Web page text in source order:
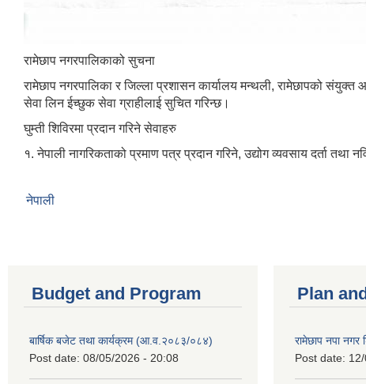
रामेछाप नगरपालिकाको सुचना
रामेछाप नगरपालिका र जिल्ला प्रशासन कार्यालय मन्थली, रामेछापको
सेवा लिन ईच्छुक सेवा ग्राहीलाई सुचित गरिन्छ।
घुम्ती शिविरमा प्रदान गरिने सेवाहरु
१. नेपाली नागरिकताको प्रमाण पत्र प्रदान गरिने, उद्योग व्यवसाय दर्ता
नेपाली
Budget and Program
बार्षिक बजेट तथा कार्यक्रम (आ.व.२०८३/०८४)
Post date: 08/05/2026 - 20:08
Plan
रामेछाप नपा नगर
Post date: